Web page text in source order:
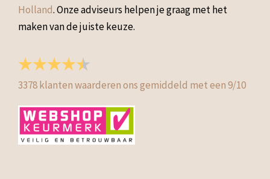
Holland. Onze adviseurs helpen je graag met het
maken van de juiste keuze.
3378klanten waarderen ons gemiddeld met een9/10